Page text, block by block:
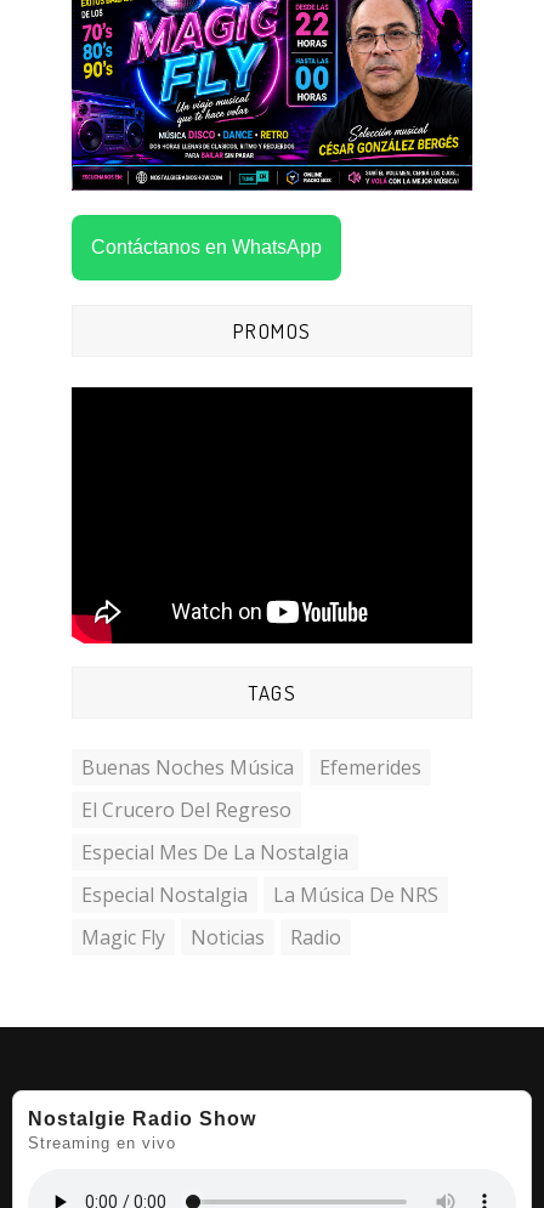
Contáctanos en WhatsApp
PROMOS
TAGS
Buenas Noches Música
Efemerides
El Crucero Del Regreso
Especial Mes De La Nostalgia
Especial Nostalgia
La Música De NRS
Magic Fly
Noticias Radio
Nostalgie Radio Show
Streaming en vivo